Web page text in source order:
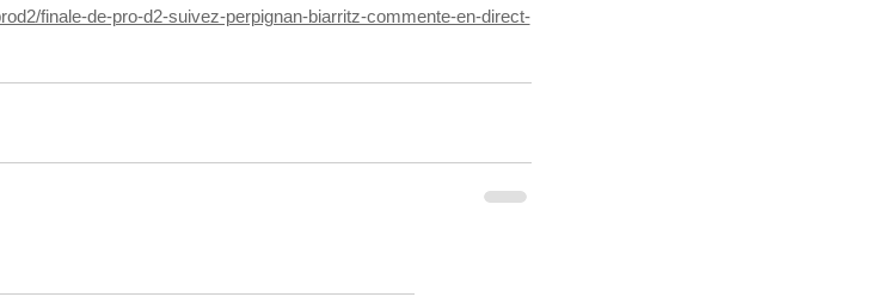
finale-de-pro-d2-suivez-perpignan-biarritz-commente-en-direct-